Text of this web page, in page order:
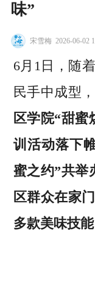
味”
宋雪梅 2026-06-02
6月1日，随
民手中成型
区学院“甜蜜
训活动落下
蜜之约”共举
区群众在家
多款美味技